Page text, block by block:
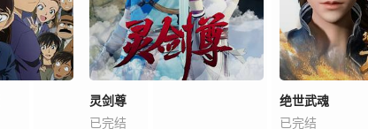
灵剑尊
已完结
绝世武魂
已完结